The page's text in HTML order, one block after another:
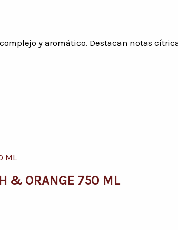
y aromático. Destacan notas
& ORANGE 750 ML